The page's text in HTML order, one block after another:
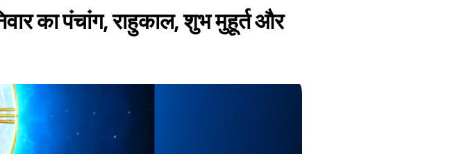
का पंचांग, राहुकाल, शुभ मुहूर्त और